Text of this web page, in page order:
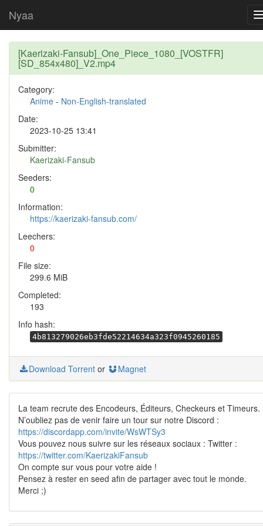
Nyaa
[Kaerizaki-Fansub]_One_Piece_1080_[VOSTFR]
[SD_854x480]_V2.mp4
Category:
Anime - Non-English-translated
Date:
2023-10-25 13:41
Submitter:
Kaerizaki-Fansub
Seeders:
0
Information:
https://kaerizaki-fansub.com/
Leechers:
0
File size:
299.6 MiB
Completed:
193
Info hash:
4b813279026eb3fde52214634a323f0945260185
Download Torrent or Magnet
La team recrute des Encodeurs, Éditeurs, Checkeurs et Timeurs.
N’oubliez pas de venir faire un tour sur notre Discord :
https://discordapp.com/invite/WsWTSy3
Vous pouvez nous suivre sur les réseaux sociaux : Twitter :
https://twitter.com/KaerizakiFansub
On compte sur vous pour votre aide !
Pensez à rester en seed afin de partager avec tout le monde.
Merci ;)